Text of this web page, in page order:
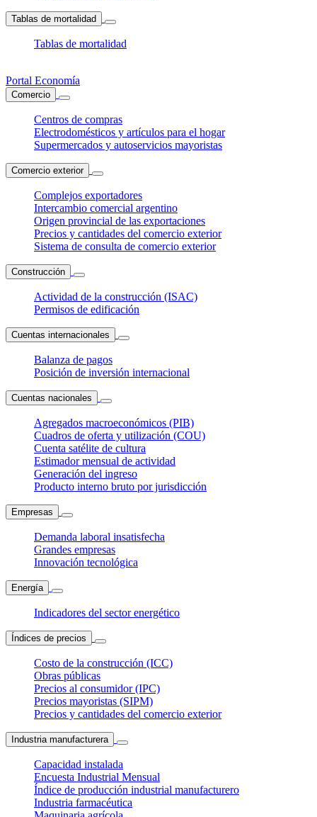
Tablas de mortalidad
Tablas de mortalidad
Portal Economía
Comercio
Centros de compras
Electrodomésticos y artículos para el hogar
Supermercados y autoservicios mayoristas
Comercio exterior
Complejos exportadores
Intercambio comercial argentino
Origen provincial de las exportaciones
Precios y cantidades del comercio exterior
Sistema de consulta de comercio exterior
Construcción
Actividad de la construcción (ISAC)
Permisos de edificación
Cuentas internacionales
Balanza de pagos
Posición de inversión internacional
Cuentas nacionales
Agregados macroeconómicos (PIB)
Cuadros de oferta y utilización (COU)
Cuenta satélite de cultura
Estimador mensual de actividad
Generación del ingreso
Producto interno bruto por jurisdicción
Empresas
Demanda laboral insatisfecha
Grandes empresas
Innovación tecnológica
Energía
Indicadores del sector energético
Índices de precios
Costo de la construcción (ICC)
Obras públicas
Precios al consumidor (IPC)
Precios mayoristas (SIPM)
Precios y cantidades del comercio exterior
Industria manufacturera
Capacidad instalada
Encuesta Industrial Mensual
Índice de producción industrial manufacturero
Industria farmacéutica